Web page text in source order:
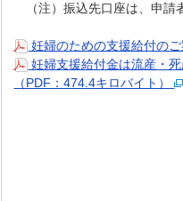
（注）振込先口座は、申請
妊婦のための支援給付の
妊婦支援給付金は流産・
（PDF：474.4キロバイト）